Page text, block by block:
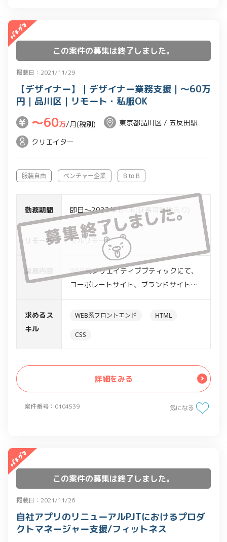
この案件の募集は終了しました。
掲載日：2021/11/29
案件番号：0104539
【デザイナー】｜デザイナー業務支援｜～60万
円｜品川区｜リモート・私服OK
〜60万/月(税別)
東京都品川区 / 五反田駅
クリエイター
服装自由 ベンチャー企業 B to B
勤務期間 即日～2022年1月末(延長可能性あり)
リモート フルリモート
業務内容
WEB系クリエイティブブティックにて、
コーポレートサイト、ブランドサイト、
採用サイト等々のデザイン業務を担当い
求めるス
キル
WEB系フロントエンド HTML
CSS
詳細をみる
気になる
この案件の募集は終了しました。
掲載日：2021/11/26
自社アプリのリニューアルPJTにおけるプロダ
クトマネージャー支援/フィットネス